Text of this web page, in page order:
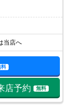
当店へ
料
店予約 無料